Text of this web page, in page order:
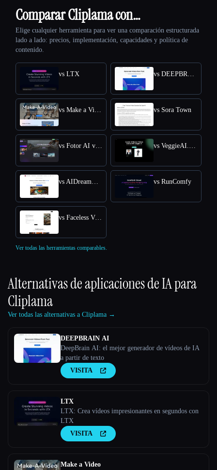
Comparar Cliplama con…
Elige cualquier herramienta para ver una comparación estructurada
lado a lado: precios, implementación, capacidades y política de
contenido.
vs LTX vs DEEPBRAIN AI
vs Make a Video vs Sora Town
vs Fotor AI video generator vs VeggieAI.dance: Create AI Dance Videos with Veggie AI Free Online
vs AIDreamMachine vs RunComfy
vs Faceless Videos AI
Ver todas las herramientas comparables.
Alternativas de aplicaciones de IA para
Cliplama
Ver todas las alternativas a Cliplama →
DEEPBRAIN AI
DeepBrain AI: el mejor generador de vídeos de IA
a partir de texto
VISITA
LTX
LTX: Crea vídeos impresionantes en segundos con
LTX
VISITA
Make a Video